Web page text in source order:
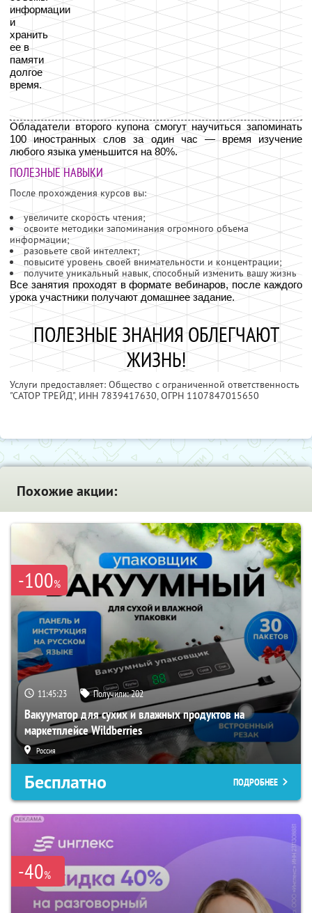
информации
и
хранить
ее в
памяти
долгое
время.
Обладатели второго купона смогут научиться запоминать
100 иностранных слов за один час — время изучение
любого языка уменьшится на 80%.
ПОЛЕЗНЫЕ НАВЫКИ
После прохождения курсов вы:
увеличите скорость чтения;
освоите методики запоминания огромного объема
информации;
разовьете свой интеллект;
повысите уровень своей внимательности и концентрации;
получите уникальный навык, способный изменить вашу жизнь
Все занятия проходят в формате вебинаров, после каждого
урока участники получают домашнее задание.
ПОЛЕЗНЫЕ ЗНАНИЯ ОБЛЕГЧАЮТ
ЖИЗНЬ!
Услуги предоставляет: Общество с ограниченной ответственность
"САТОР ТРЕЙД", ИНН 7839417630, ОГРН 1107847015650
Похожие акции:
-100%
11:45:22 Получили:202
Вакууматор для сухих и влажных продуктов на
маркетплейсе Wildberries
Россия
Бесплатно ПОДРОБНЕЕ
-40%